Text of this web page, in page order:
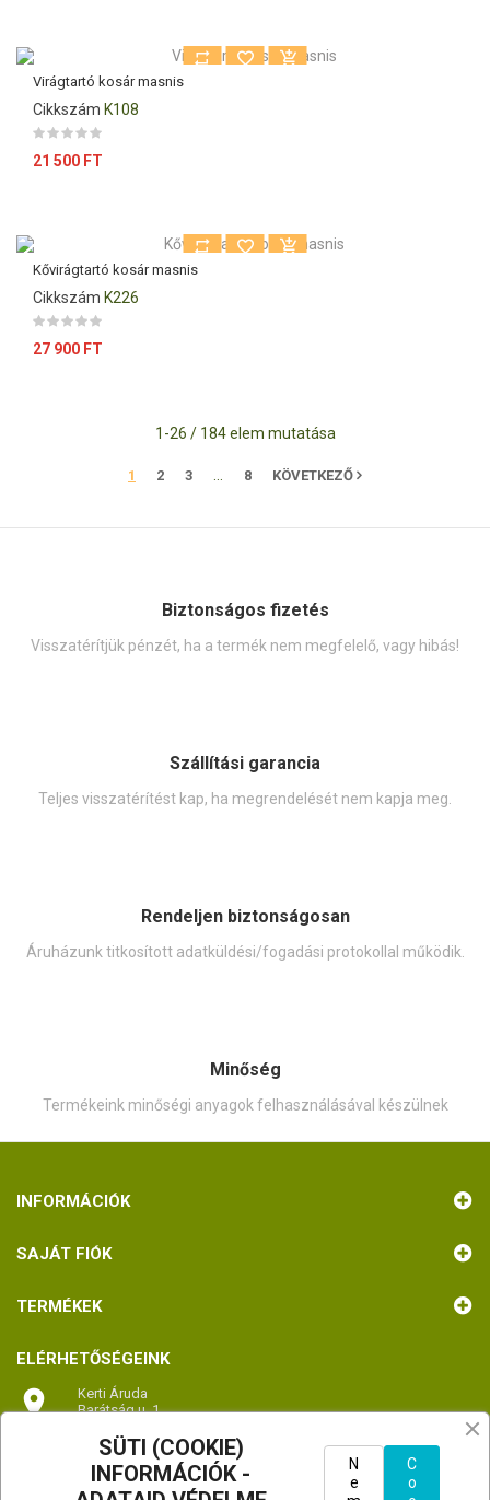
Virágtartó kosár masnis
Cikkszám K108
Ár
21 500 FT
Kővirágtartó kosár masnis
Cikkszám K226
Ár
27 900 FT
1-26 / 184 elem mutatása
1 2 3 … 8 KÖVETKEZŐ
Biztonságos fizetés
Visszatérítjük pénzét, ha a termék nem megfelelő, vagy hibás!
Szállítási garancia
Teljes visszatérítést kap, ha megrendelését nem kapja meg.
Rendeljen biztonságosan
Áruházunk titkosított adatküldési/fogadási protokollal működik.
Minőség
Termékeink minőségi anyagok felhasználásával készülnek
INFORMÁCIÓK
SAJÁT FIÓK
TERMÉKEK
ELÉRHETŐSÉGEINK

Kerti Áruda
Barátság u. 1.
Magyarország
TÉRKÉP - útvonaltervezés
SÜTI (COOKIE)
INFORMÁCIÓK -
C
o
N
e